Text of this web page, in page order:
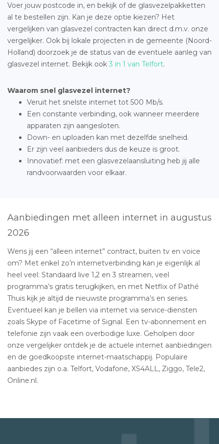
Voer jouw postcode in, en bekijk of de glasvezelpakketten
al te bestellen zijn. Kan je deze optie kiezen? Het
vergelijken van glasvezel contracten kan direct d.m.v. onze
vergelijker. Ook bij lokale projecten in de gemeente (Noord-
Holland) doorzoek je de status van de eventuele aanleg van
glasvezel internet. Bekijk ook 3 in 1 van Telfort.
Waarom snel glasvezel internet?
Veruit het snelste internet tot 500 Mb/s.
Een constante verbinding, ook wanneer meerdere
apparaten zijn aangesloten.
Down- en uploaden kan met dezelfde snelheid.
Er zijn veel aanbieders dus de keuze is groot.
Innovatief: met een glasvezelaansluiting heb jij alle
randvoorwaarden voor elkaar.
Aanbiedingen met alleen internet in augustus
2026
Wens jij een “alleen internet” contract, buiten tv en voice
om? Met enkel zo’n internetverbinding kan je eigenlijk al
heel veel: Standaard live 1,2 en 3 streamen, veel
programma’s gratis terugkijken, en met Netflix of Pathé
Thuis kijk je altijd de nieuwste programma’s en series.
Eventueel kan je bellen via internet via service-diensten
zoals Skype of Facetime of Signal. Een tv-abonnement en
telefonie zijn vaak een overbodige luxe. Geholpen door
onze vergelijker ontdek je de actuele internet aanbiedingen
en de goedkoopste internet-maatschappij. Populaire
aanbiedes zijn o.a. Telfort, Vodafone, XS4ALL, Ziggo, Tele2,
Online.nl.